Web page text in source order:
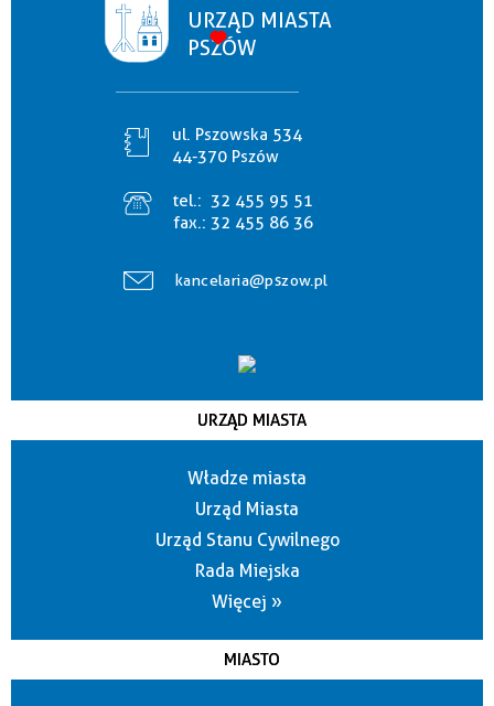
URZĄD MIASTA
PSZÓW
ul. Pszowska 534
44-370 Pszów
tel.: 32 455 95 51
fax.: 32 455 86 36
kancelaria@pszow.pl
URZĄD MIASTA
Władze miasta
Urząd Miasta
Urząd Stanu Cywilnego
Rada Miejska
Więcej »
MIASTO